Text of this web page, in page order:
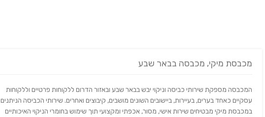
מכבסת מיקי, מכבסה בבאר שבע
המכבסה מספקת שירותי כביסה וניקוי יבש בבאר שבע ובאזור הדרום ללקוחות פרטיים וללקוחות
עסקיים כאחד בערים, בעיירות, ביישובים השונים מושבים, קיבוצים ואחרים. שירותי הכביסה הניתנים
במכבסת מיקי מבטיחים שירות אישי, מסור, אכפתי ומקצועי תוך שימוש בחומרי הניקוי האיכותיים